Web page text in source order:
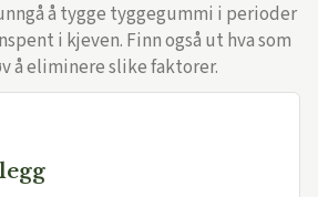
å tygge tyggegummi i perioder
i kjeven. Finn også ut hva som
å eliminere slike faktorer.